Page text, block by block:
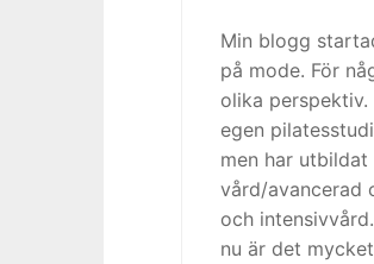
Min blogg
på mode. För
olika
egen
men har
vård/avancerad
och
nu är det